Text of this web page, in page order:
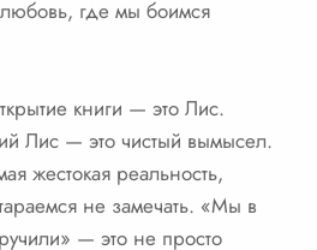
где мы боимся
книги — это Лис.
Лис — это чистый вымысел.
жестокая реальность,
не замечать. «Мы в
— это не просто